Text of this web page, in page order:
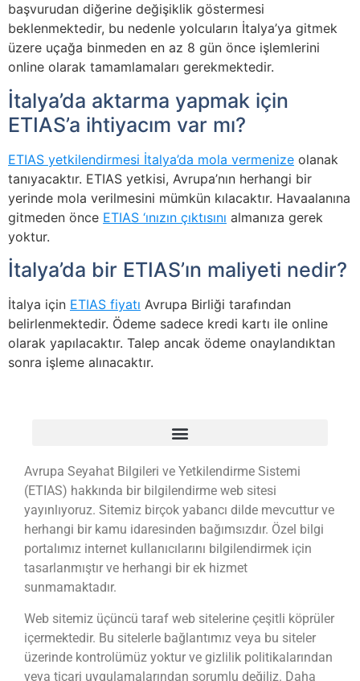
başvurudan diğerine değişiklik göstermesi
beklenmektedir, bu nedenle yolcuların İtalya’ya gitmek
üzere uçağa binmeden en az 8 gün önce işlemlerini
online olarak tamamlamaları gerekmektedir.
İtalya’da aktarma yapmak için
ETIAS’a ihtiyacım var mı?
ETIAS yetkilendirmesi İtalya’da mola vermenize olanak
tanıyacaktır. ETIAS yetkisi, Avrupa’nın herhangi bir
yerinde mola verilmesini mümkün kılacaktır. Havaalanına
gitmeden önce ETIAS ‘ınızın çıktısını almanıza gerek
yoktur.
İtalya’da bir ETIAS’ın maliyeti nedir?
İtalya için ETIAS fiyatı Avrupa Birliği tarafından
belirlenmektedir. Ödeme sadece kredi kartı ile online
olarak yapılacaktır. Talep ancak ödeme onaylandıktan
sonra işleme alınacaktır.
Avrupa Seyahat Bilgileri ve Yetkilendirme Sistemi
(ETIAS) hakkında bir bilgilendirme web sitesi
yayınlıyoruz. Sitemiz birçok yabancı dilde mevcuttur ve
herhangi bir kamu idaresinden bağımsızdır. Özel bilgi
portalımız internet kullanıcılarını bilgilendirmek için
tasarlanmıştır ve herhangi bir ek hizmet
sunmamaktadır.
Web sitemiz üçüncü taraf web sitelerine çeşitli köprüler
içermektedir. Bu sitelerle bağlantımız veya bu siteler
üzerinde kontrolümüz yoktur ve gizlilik politikalarından
veya ticari uygulamalarından sorumlu değiliz. Daha